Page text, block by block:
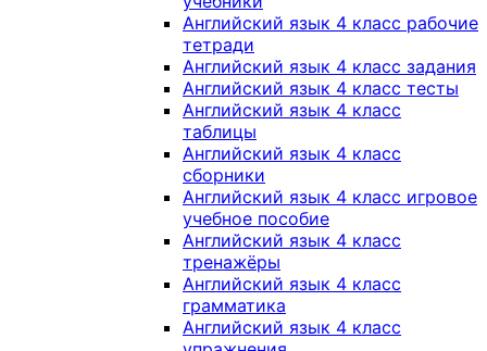
Английский язык 4 класс рабочие
тетради
Английский язык 4 класс задания
Английский язык 4 класс тесты
Английский язык 4 класс
таблицы
Английский язык 4 класс
сборники
Английский язык 4 класс игровое
учебное пособие
Английский язык 4 класс
тренажёры
Английский язык 4 класс
грамматика
Английский язык 4 класс